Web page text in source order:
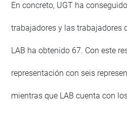
En concreto, UGT ha
trabajadores y las trabajadores
LAB ha obtenido 67. Con este
representación con seis
mientras que LAB cuenta con